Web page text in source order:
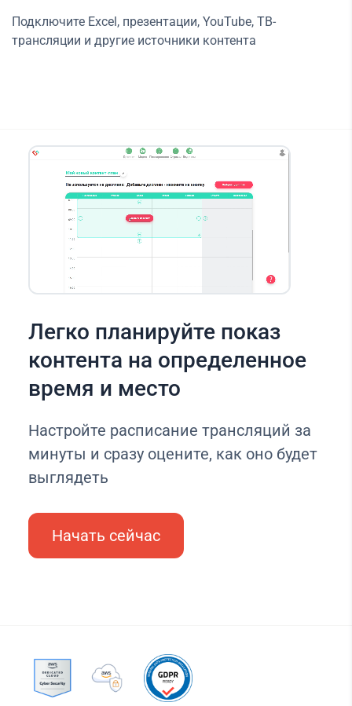
Подключите Excel, презентации, YouTube, ТВ-
трансляции и другие источники контента
Легко планируйте показ
контента на определенное
время и место
Настройте расписание трансляций за
минуты и сразу оцените, как оно будет
выглядеть
Начать сейчас